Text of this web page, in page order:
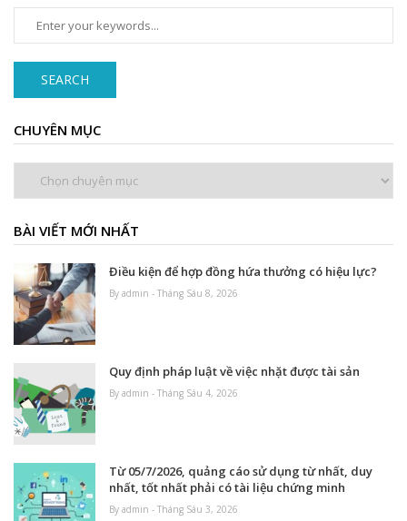
SEARCH
CHUYÊN MỤC
BÀI VIẾT MỚI NHẤT
Điều kiện để hợp đồng hứa thưởng có hiệu lực?
By admin - Tháng Sáu 8, 2026
Quy định pháp luật về việc nhặt được tài sản
By admin - Tháng Sáu 4, 2026
Từ 05/7/2026, quảng cáo sử dụng từ nhất, duy
nhất, tốt nhất phải có tài liệu chứng minh
By admin - Tháng Sáu 3, 2026